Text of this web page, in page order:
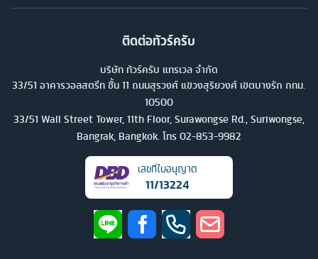
ติดต่อทัวร์ครับ
บริษัท ทัวร์ครับ แทรเวล จำกัด
33/51 อาคารวอลสตรีท ชั้น 11 ถนนสุรวงศ์ แขวงสุริยวงศ์ เขตบางรัก กทม.
10500
33/51 Wall Street Tower, 11th Floor, Surawongse Rd., Suriwongse,
Bangrak, Bangkok. โทร 02-853-9982
เลขที่ใบอนุญาต
11/13224